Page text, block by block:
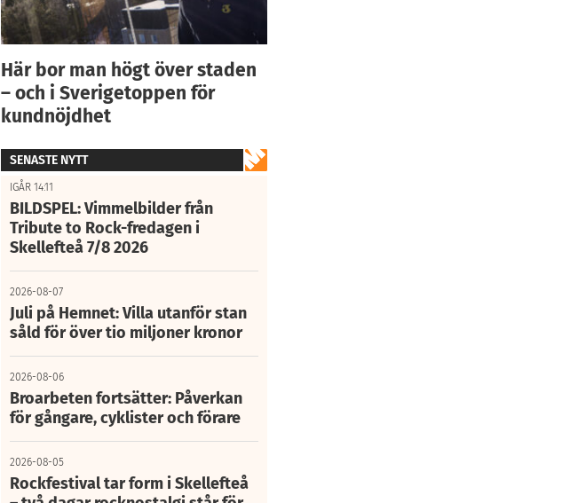
Här bor man högt över staden
– och i Sverigetoppen för
kundnöjdhet
SENASTE NYTT
IGÅR 14:11
BILDSPEL: Vimmelbilder från
Tribute to Rock-fredagen i
Skellefteå 7/8 2026
2026-08-07
Juli på Hemnet: Villa utanför stan
såld för över tio miljoner kronor
2026-08-06
Broarbeten fortsätter: Påverkan
för gångare, cyklister och förare
2026-08-05
Rockfestival tar form i Skellefteå